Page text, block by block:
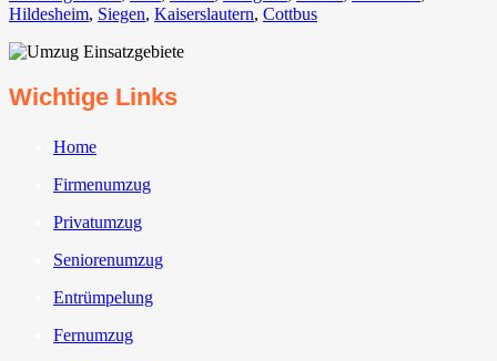
Hildesheim⁠, Siegen⁠, Kaiserslautern⁠, Cottbus⁠
Wichtige Links
Home
Firmenumzug
Privatumzug
Seniorenumzug
Entrümpelung
Fernumzug